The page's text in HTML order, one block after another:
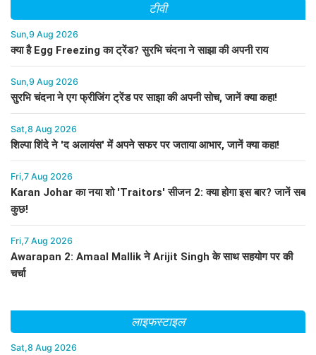
टीवी
Sun,9 Aug 2026
क्या है Egg Freezing का ट्रेंड? सुरभि चंदना ने साझा की अपनी राय
Sun,9 Aug 2026
सुरभि चंदना ने एग फ्रीजिंग ट्रेंड पर साझा की अपनी सोच, जानें क्या कहा!
Sat,8 Aug 2026
शिल्पा शिंदे ने 'द अलायंस' में अपने सफर पर जताया आभार, जानें क्या कहा!
Fri,7 Aug 2026
Karan Johar का नया शो 'Traitors' सीजन 2: क्या होगा इस बार? जानें सब
कुछ!
Fri,7 Aug 2026
Awarapan 2: Amaal Mallik ने Arijit Singh के साथ सहयोग पर की
चर्चा
लाइफस्टाइल
Sat,8 Aug 2026